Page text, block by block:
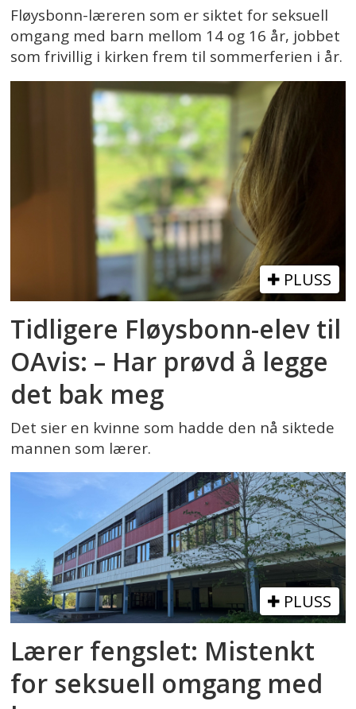
Fløysbonn-læreren som er siktet for seksuell
omgang med barn mellom 14 og 16 år, jobbet
som frivillig i kirken frem til sommerferien i år.
PLUSS
Tidligere Fløysbonn-elev til
OAvis: – Har prøvd å legge
det bak meg
Det sier en kvinne som hadde den nå siktede
mannen som lærer.
PLUSS
Lærer fengslet: Mistenkt
for seksuell omgang med